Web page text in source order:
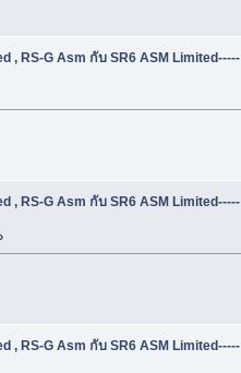
, RS-G Asm กับ SR6 ASM Limited-----
, RS-G Asm กับ SR6 ASM Limited-----
, RS-G Asm กับ SR6 ASM Limited-----